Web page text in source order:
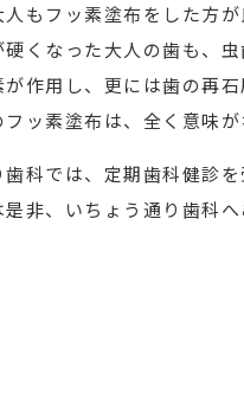
もフッ素塗布をした方が
くなった大人の歯も、
作用し、更には歯の再石
ッ素塗布は、全く意味
科では、定期歯科健診
非、いちょう通り歯科へ